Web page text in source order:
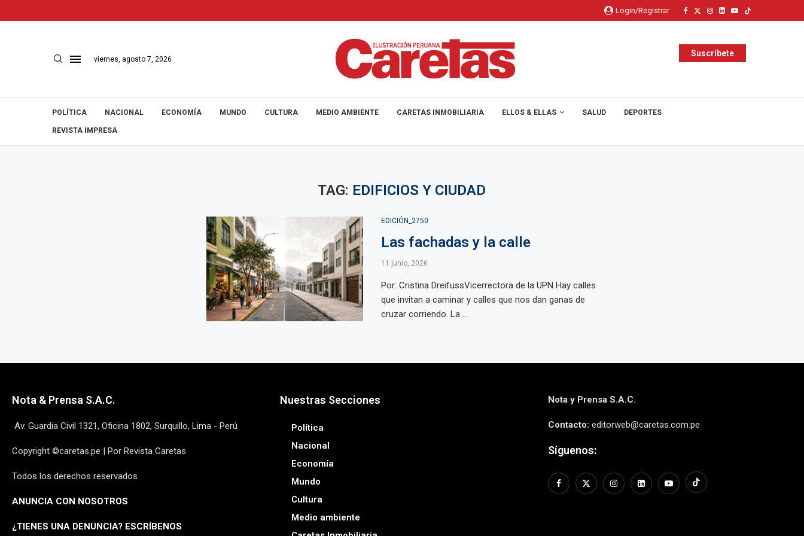
Login/Registrar
viernes, agosto 7, 2026
Suscríbete
POLÍTICA NACIONAL ECONOMÍA MUNDO CULTURA MEDIO AMBIENTE CARETAS INMOBILIARIA ELLOS & ELLAS SALUD DEPORTES
REVISTA IMPRESA
TAG: EDIFICIOS Y CIUDAD
EDICIÓN_2750
Las fachadas y la calle
11 junio, 2026
Por: Cristina DreifussVicerrectora de la UPN Hay calles
que invitan a caminar y calles que nos dan ganas de
cruzar corriendo. La ...
Nota & Prensa S.A.C.
Av. Guardia Civil 1321, Oficina 1802, Surquillo, Lima - Perú
Copyright ©caretas.pe | Por Revista Caretas
Todos los derechos reservados
ANUNCIA CON NOSOTROS
¿TIENES UNA DENUNCIA? ESCRÍBENOS
Nuestras Secciones
Política
Nacional
Economía
Mundo
Cultura
Medio ambiente
Nota y Prensa S.A.C.
Contacto: editorweb@caretas.com.pe
Síguenos: